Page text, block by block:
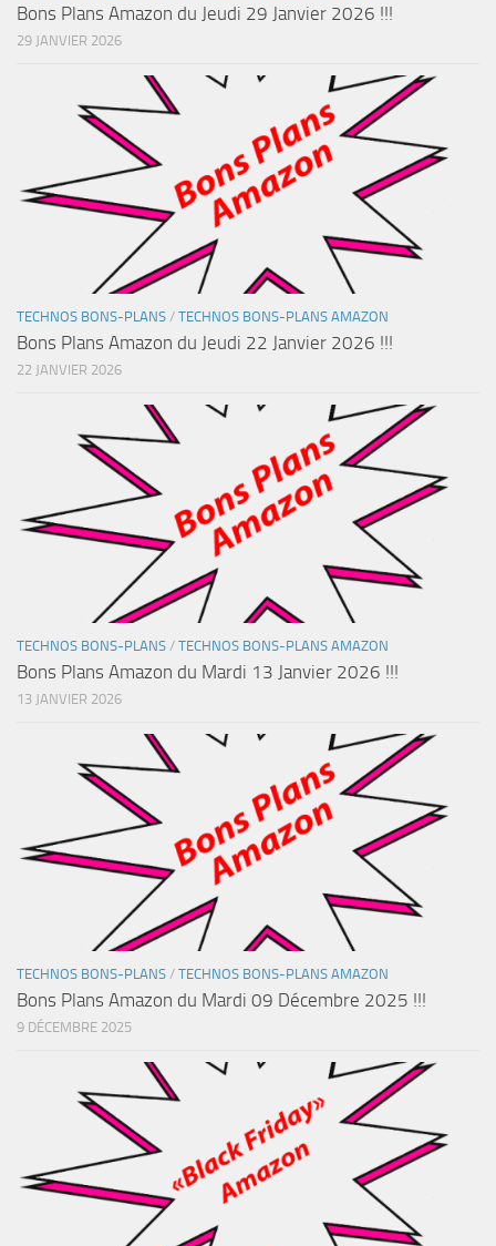
Bons Plans Amazon du Jeudi 29 Janvier 2026 !!!
29 JANVIER 2026
TECHNOS BONS-PLANS / TECHNOS BONS-PLANS AMAZON
Bons Plans Amazon du Jeudi 22 Janvier 2026 !!!
22 JANVIER 2026
TECHNOS BONS-PLANS / TECHNOS BONS-PLANS AMAZON
Bons Plans Amazon du Mardi 13 Janvier 2026 !!!
13 JANVIER 2026
TECHNOS BONS-PLANS / TECHNOS BONS-PLANS AMAZON
Bons Plans Amazon du Mardi 09 Décembre 2025 !!!
9 DÉCEMBRE 2025